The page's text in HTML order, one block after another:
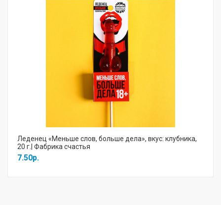
Леденец «Меньше слов, больше дела», вкус: клубника,
20 г.| Фабрика счастья
7.50р.